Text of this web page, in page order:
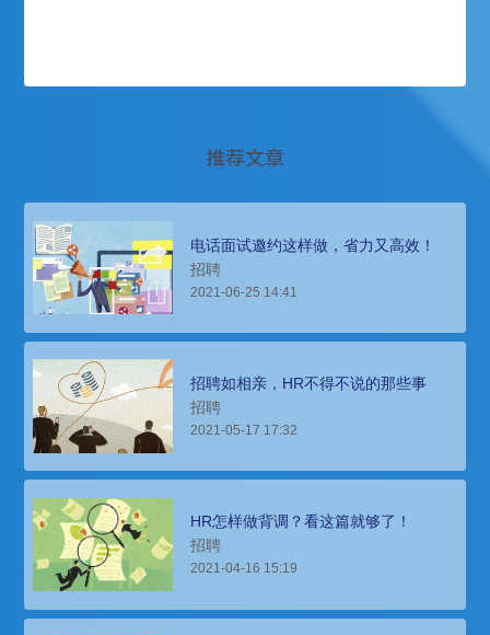
推荐文章
电话面试邀约这样做，省力又高效！
招聘
2021-06-25 14:41
招聘如相亲，HR不得不说的那些事
招聘
2021-05-17 17:32
HR怎样做背调？看这篇就够了！
招聘
2021-04-16 15:19